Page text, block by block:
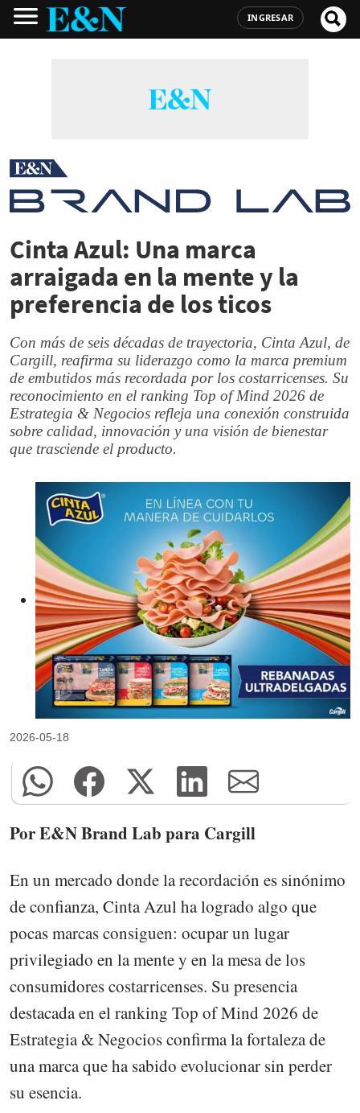
INGRESAR
Cinta Azul: Una marca
arraigada en la mente y la
preferencia de los ticos
Con más de seis décadas de trayectoria, Cinta Azul, de
Cargill, reafirma su liderazgo como la marca premium
de embutidos más recordada por los costarricenses. Su
reconocimiento en el ranking Top of Mind 2026 de
Estrategia & Negocios refleja una conexión construida
sobre calidad, innovación y una visión de bienestar
que trasciende el producto.
2026-05-18
Por E&N Brand Lab para Cargill
En un mercado donde la recordación es sinónimo
de confianza, Cinta Azul ha logrado algo que
pocas marcas consiguen: ocupar un lugar
privilegiado en la mente y en la mesa de los
consumidores costarricenses. Su presencia
destacada en el ranking Top of Mind 2026 de
Estrategia & Negocios confirma la fortaleza de
una marca que ha sabido evolucionar sin perder
su esencia.